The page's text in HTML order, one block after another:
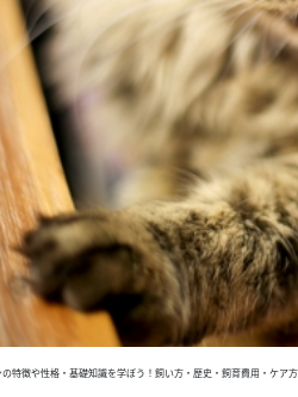
特徴や性格・基礎知識を学ぼう！飼い方・歴史・飼育費用・ケア